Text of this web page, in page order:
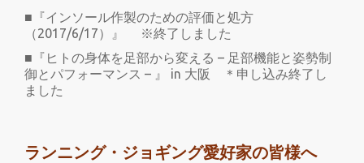
■『インソール作製のための評価と処方
（2017/6/17）』 ※終了しました
■『ヒトの身体を足部から変える – 足部機能と姿勢制
御とパフォーマンス – 』 in 大阪 ＊申し込み終了し
ました
ランニング・ジョギング愛好家の皆様へ